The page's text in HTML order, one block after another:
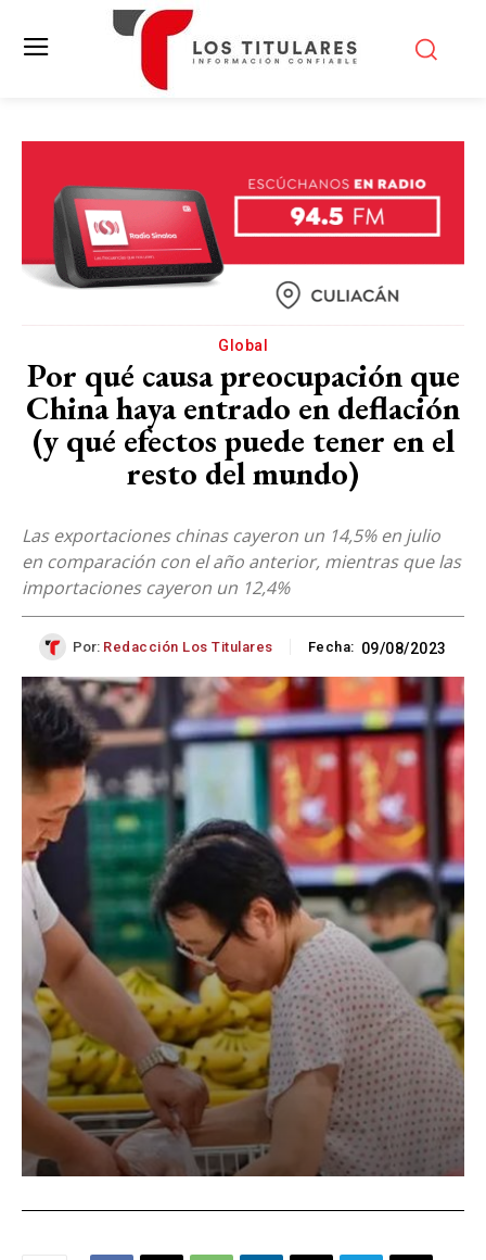
Global
Por qué causa preocupación que
China haya entrado en deflación
(y qué efectos puede tener en el
resto del mundo)
Las exportaciones chinas cayeron un 14,5% en julio
en comparación con el año anterior, mientras que las
importaciones cayeron un 12,4%
Por: Redacción Los Titulares Fecha: 09/08/2023